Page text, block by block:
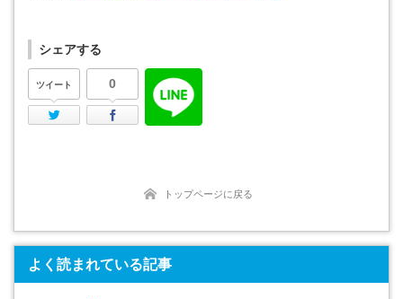
シェアする
ツイート
Twitter
0
Facebook
トップページに戻る
よく読まれている記事